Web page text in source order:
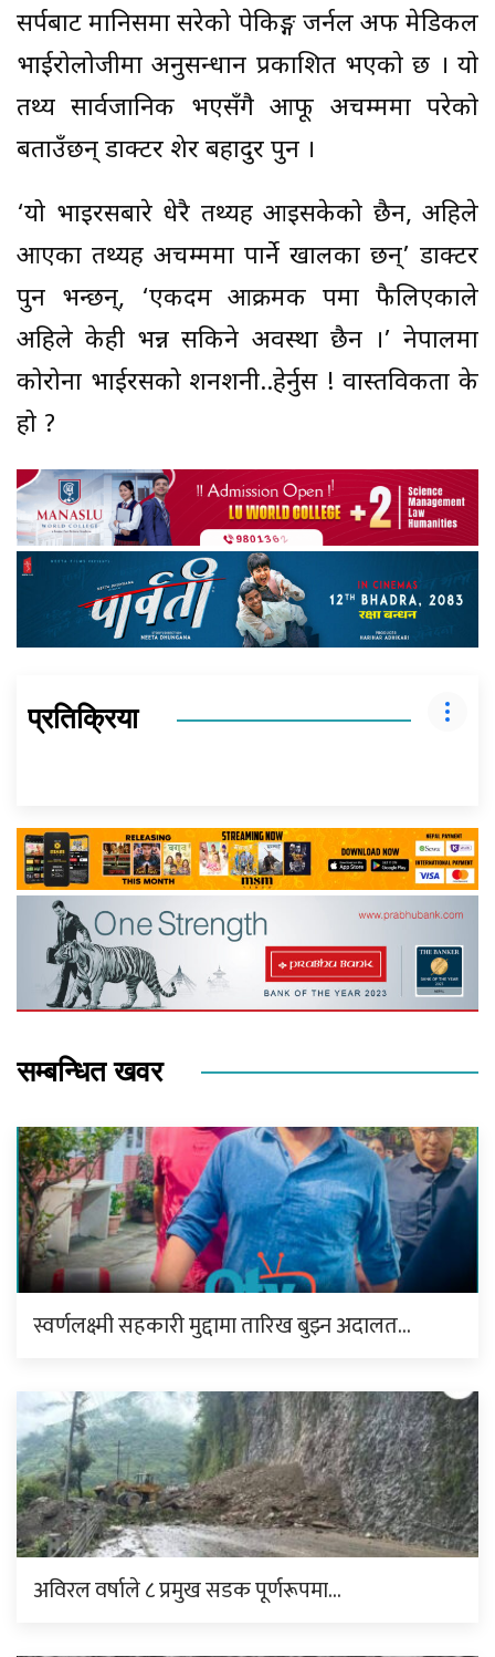
सर्पबाट मानिसमा सरेको पेकिङ्ग जर्नल अफ मेडिकल
भाईरोलोजीमा अनुसन्धान प्रकाशित भएको छ । यो
तथ्य सार्वजानिक भएसँगै आफू अचम्ममा परेको
बताउँछन् डाक्टर शेर बहादुर पुन ।
‘यो भाइरसबारे धेरै तथ्यहरु आइसकेको छैन, अहिले
आएका तथ्यहरु अचम्ममा पार्ने खालका छन्’ डाक्टर
पुन भन्छन्, ‘एकदम आक्रमक रुपमा फैलिएकाले
अहिले केही भन्न सकिने अवस्था छैन ।’ नेपालमा
कोरोना भाईरसको शनशनी..हेर्नुस ! वास्तविकता के
हो ?
प्रतिक्रिया
सम्बन्धित खवर
स्वर्णलक्ष्मी सहकारी मुद्दामा तारिख बुझ्न अदालत…
अविरल वर्षाले ८ प्रमुख सडक पूर्णरूपमा…